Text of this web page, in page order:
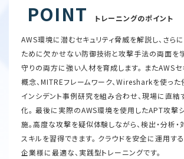
POINT トレーニングのポイント
AWS環境に潜むセキュリティ脅威を解説し、さら
ために欠かせない防御技術と攻撃手法の両面を
守りの両方に強い人材を育成します。 またAWSセ
概念、MITREフレームワーク、Wiresharkを使った
インシデント事例研究を組み合わせ、現場に直結
化｡ 最後に実際のAWS環境を使用したAPT攻撃
施。高度な攻撃を疑似体験しながら、検出・分析
スキルを習得できます。 クラウドを安全に運用す
企業様に最適な、実践型トレーニングです。